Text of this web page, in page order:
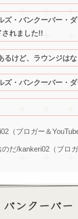
ズ・バンクーバー・
されました!!
るけど、ラウンジはな
ズ・バンクーバー・
（ブロガー＆
だ/kankeri02（ブロ
ンクーバ